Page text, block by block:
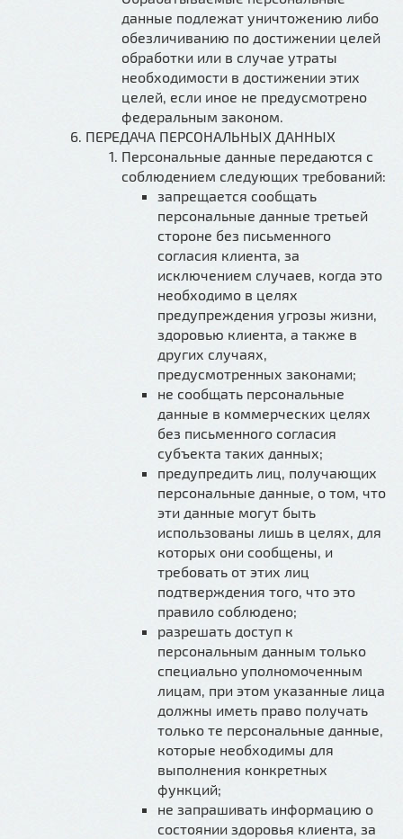
данные подлежат уничтожению либо
обезличиванию по достижении целей
обработки или в случае утраты
необходимости в достижении этих
целей, если иное не предусмотрено
федеральным законом.
ПЕРЕДАЧА ПЕРСОНАЛЬНЫХ ДАННЫХ
Персональные данные передаются с
соблюдением следующих требований:
запрещается сообщать
персональные данные третьей
стороне без письменного
согласия клиента, за
исключением случаев, когда это
необходимо в целях
предупреждения угрозы жизни,
здоровью клиента, а также в
других случаях,
предусмотренных законами;
не сообщать персональные
данные в коммерческих целях
без письменного согласия
субъекта таких данных;
предупредить лиц, получающих
персональные данные, о том, что
эти данные могут быть
использованы лишь в целях, для
которых они сообщены, и
требовать от этих лиц
подтверждения того, что это
правило соблюдено;
разрешать доступ к
персональным данным только
специально уполномоченным
лицам, при этом указанные лица
должны иметь право получать
только те персональные данные,
которые необходимы для
выполнения конкретных
функций;
не запрашивать информацию о
состоянии здоровья клиента, за